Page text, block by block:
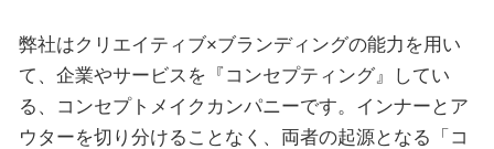
弊社はクリエイティブ×ブランディングの能力を用い
て、企業やサービスを『コンセプティング』してい
る、コンセプトメイクカンパニーです。インナーとア
ウターを切り分けることなく、両者の起源となる「コ